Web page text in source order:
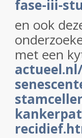
fase-iii-
en ook
met een